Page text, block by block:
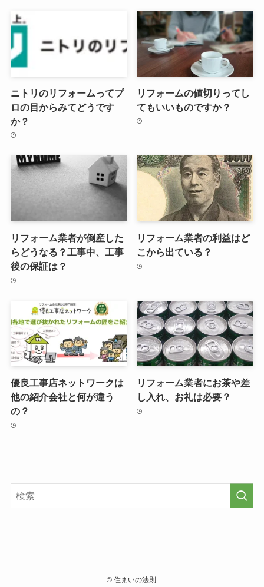
ニトリのリフォームってプ
ロの目からみてどうです
か？
リフォームの値切りってし
てもいいものですか？
リフォーム業者が倒産した
らどうなる？工事中、工事
後の保証は？
リフォーム業者の利益はど
こから出ている？
優良工事店ネットワークは
他の紹介会社と何が違う
の？
リフォーム業者にお茶や差
し入れ、お礼は必要？
©住まいの法則.